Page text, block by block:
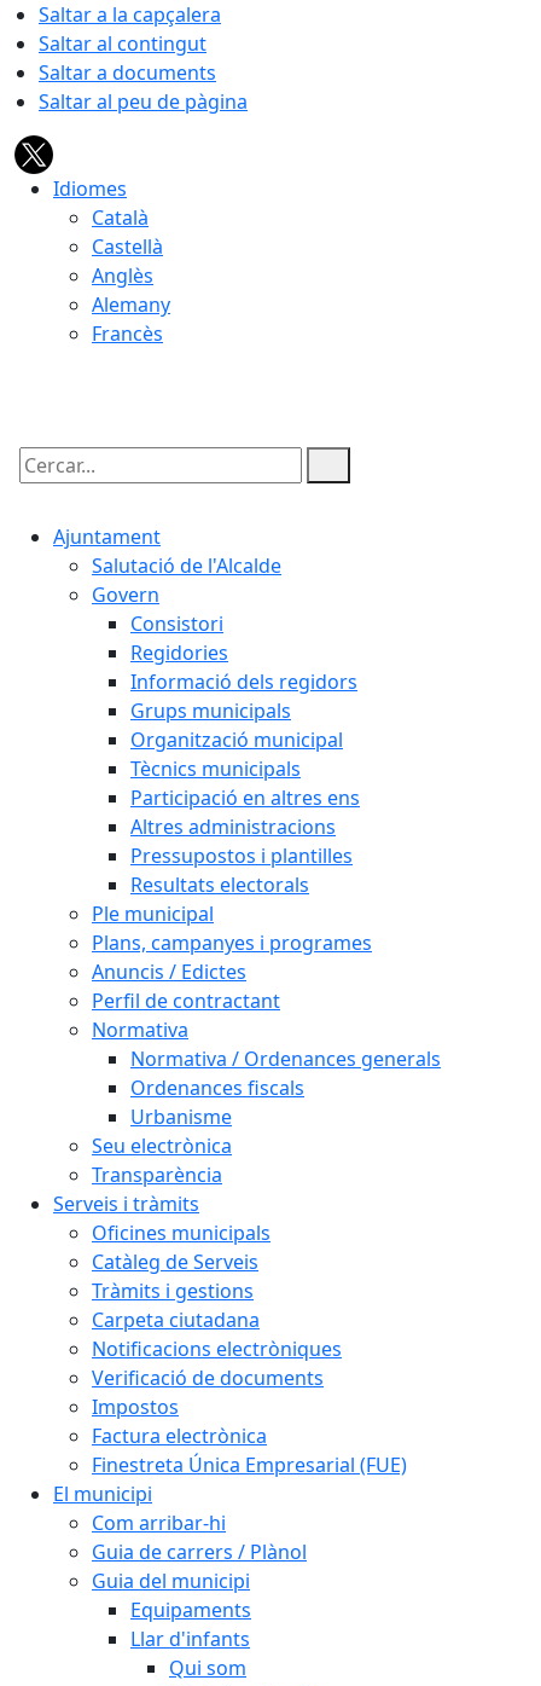
Saltar a la capçalera
Saltar al contingut
Saltar a documents
Saltar al peu de pàgina
Idiomes
Català
Castellà
Anglès
Alemany
Francès
Cercar:
Ajuntament
Salutació de l'Alcalde
Govern
Consistori
Regidories
Informació dels regidors
Grups municipals
Organització municipal
Tècnics municipals
Participació en altres ens
Altres administracions
Pressupostos i plantilles
Resultats electorals
Ple municipal
Plans, campanyes i programes
Anuncis / Edictes
Perfil de contractant
Normativa
Normativa / Ordenances generals
Ordenances fiscals
Urbanisme
Seu electrònica
Transparència
Serveis i tràmits
Oficines municipals
Catàleg de Serveis
Tràmits i gestions
Carpeta ciutadana
Notificacions electròniques
Verificació de documents
Impostos
Factura electrònica
Finestreta Única Empresarial (FUE)
El municipi
Com arribar-hi
Guia de carrers / Plànol
Guia del municipi
Equipaments
Llar d'infants
Qui som